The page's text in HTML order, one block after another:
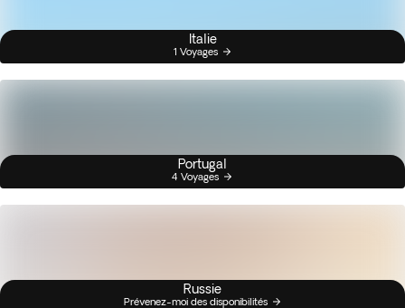
Italie
1 Voyages
Portugal
4 Voyages
Russie
Prévenez-moi des disponibilités